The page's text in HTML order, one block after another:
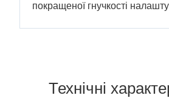
покращеної гнучкості
Технічні